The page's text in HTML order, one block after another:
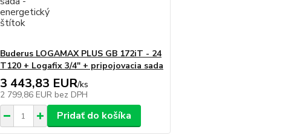
Buderus LOGAMAX PLUS GB 172iT - 24
T120 + Logafix 3/4" + pripojovacia sada
3 443,83 EUR/ks
2 799,86 EUR bez DPH
Pridať do košíka